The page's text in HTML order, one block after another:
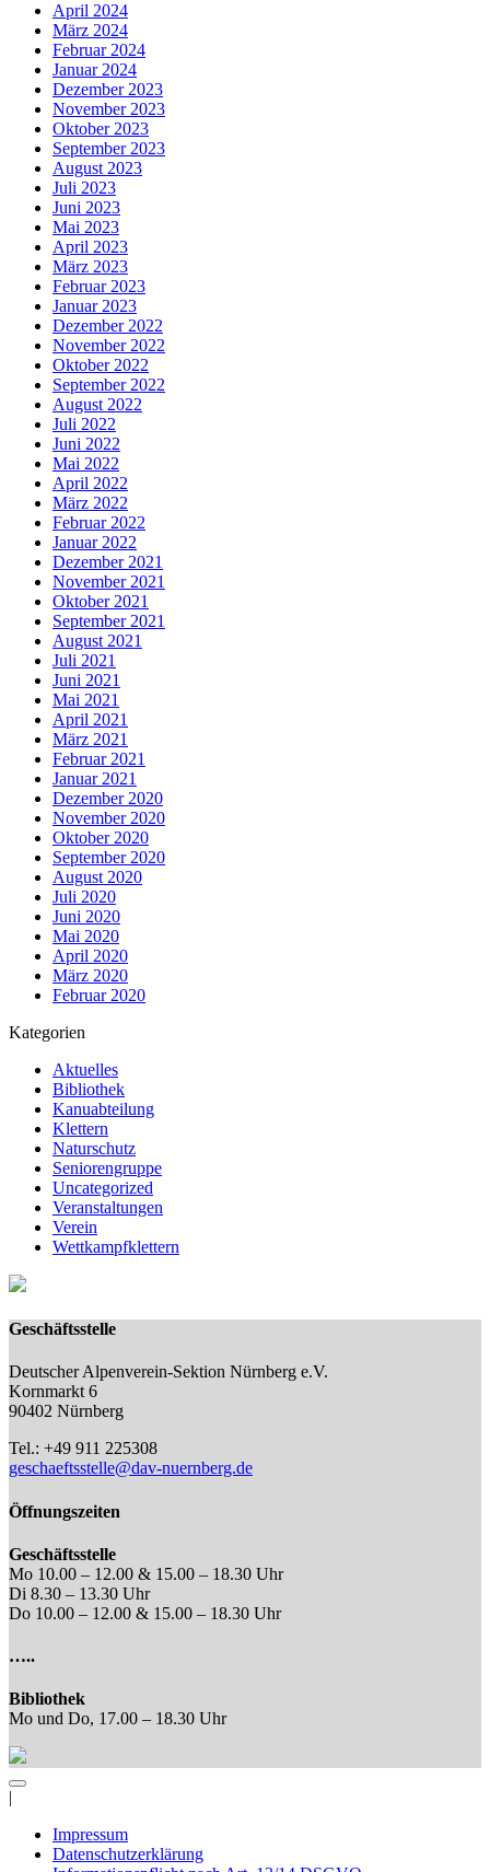
April 2024
März 2024
Februar 2024
Januar 2024
Dezember 2023
November 2023
Oktober 2023
September 2023
August 2023
Juli 2023
Juni 2023
Mai 2023
April 2023
März 2023
Februar 2023
Januar 2023
Dezember 2022
November 2022
Oktober 2022
September 2022
August 2022
Juli 2022
Juni 2022
Mai 2022
April 2022
März 2022
Februar 2022
Januar 2022
Dezember 2021
November 2021
Oktober 2021
September 2021
August 2021
Juli 2021
Juni 2021
Mai 2021
April 2021
März 2021
Februar 2021
Januar 2021
Dezember 2020
November 2020
Oktober 2020
September 2020
August 2020
Juli 2020
Juni 2020
Mai 2020
April 2020
März 2020
Februar 2020
Kategorien
Aktuelles
Bibliothek
Kanuabteilung
Klettern
Naturschutz
Seniorengruppe
Uncategorized
Veranstaltungen
Verein
Wettkampfklettern
Geschäftsstelle
Deutscher Alpenverein-Sektion Nürnberg e.V.
Kornmarkt 6
90402 Nürnberg
Tel.: +49 911 225308
geschaeftsstelle@dav-nuernberg.de
Öffnungszeiten
Geschäftsstelle
Mo 10.00 – 12.00 & 15.00 – 18.30 Uhr
Di 8.30 – 13.30 Uhr
Do 10.00 – 12.00 & 15.00 – 18.30 Uhr
…..
Bibliothek
Mo und Do, 17.00 – 18.30 Uhr
Impressum
Datenschutzerklärung